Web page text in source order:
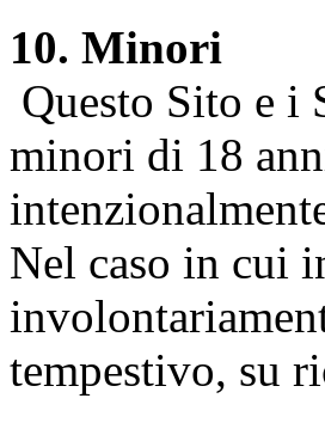
10. Minori
Questo Sito e i
minori di 18
Nel caso in cui
tempestivo, su